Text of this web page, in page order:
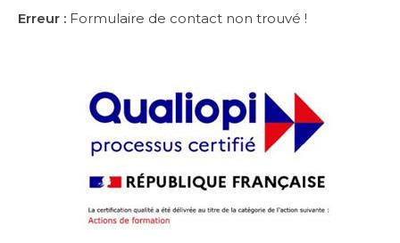
Erreur : Formulaire de contact non trouvé !